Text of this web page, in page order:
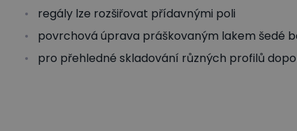
regály lze rozšiřovat přídavnými poli
povrchová úprava práškovaným lakem šedé
pro přehledné skladování různých profilů